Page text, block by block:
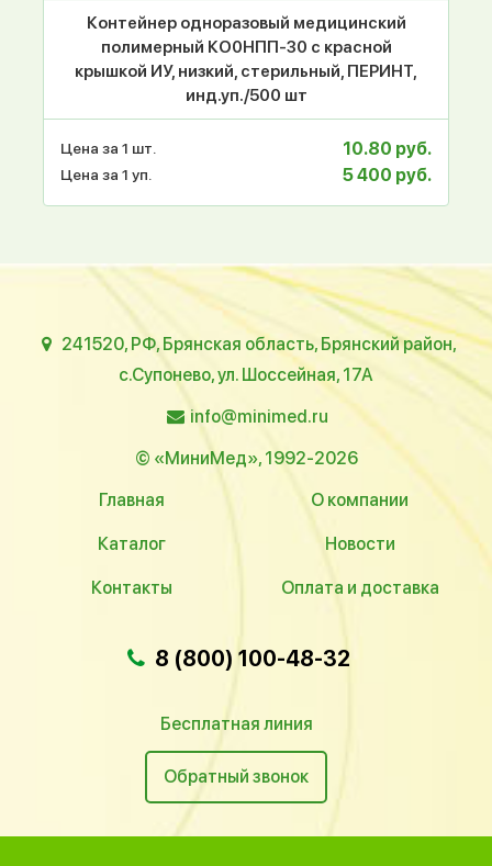
Контейнер одноразовый медицинский
полимерный КО0НПП-30 с красной
крышкой ИУ, низкий, стерильный, ПЕРИНТ,
инд.уп./500 шт
Цена за 1 шт. 10.80 руб.
Цена за 1 уп. 5 400 руб.
241520, РФ, Брянская область, Брянский район,
с.Супонево, ул. Шоссейная, 17А
info@minimed.ru
© «МиниМед», 1992-2026
Главная
О компании
Каталог Новости
Контакты Оплата и доставка
8 (800) 100-48-32
Бесплатная линия
Обратный звонок